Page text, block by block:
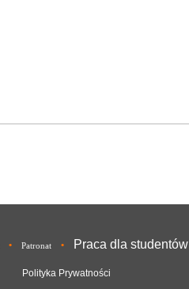
• Patronat • Praca dla studentów
Polityka Prywatności